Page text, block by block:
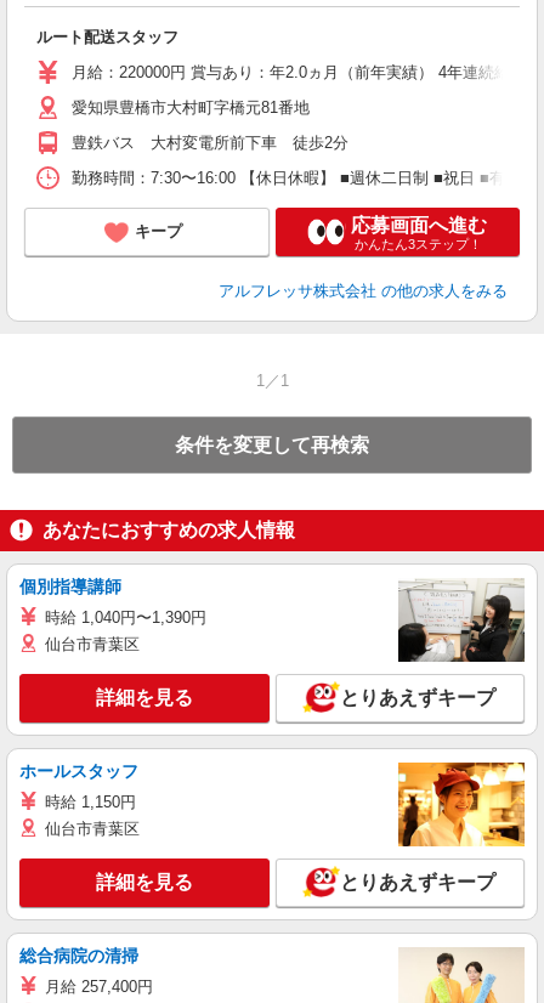
ルート配送スタッフ
月給：220000円 賞与あり：年2.0ヵ月（前年実績） 4年連続給与
愛知県豊橋市大村町字橋元81番地
豊鉄バス 大村変電所前下車 徒歩2分
勤務時間：7:30〜16:00 【休日休暇】 ■週休二日制 ■祝日 ■有給
キープ 応募画面へ進む
かんたん3ステップ！
アルフレッサ株式会社 の他の求人をみる
1／1
条件を変更して再検索
あなたにおすすめの求人情報
個別指導講師
時給 1,040円〜1,390円
仙台市青葉区
詳細を見る とりあえずキープ
ホールスタッフ
時給 1,150円
仙台市青葉区
詳細を見る とりあえずキープ
総合病院の清掃
月給 257,400円